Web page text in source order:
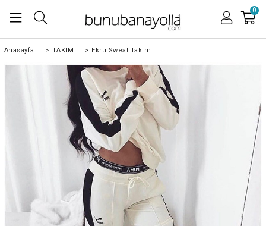
0
Anasayfa > TAKIM > Ekru Sweat Takım